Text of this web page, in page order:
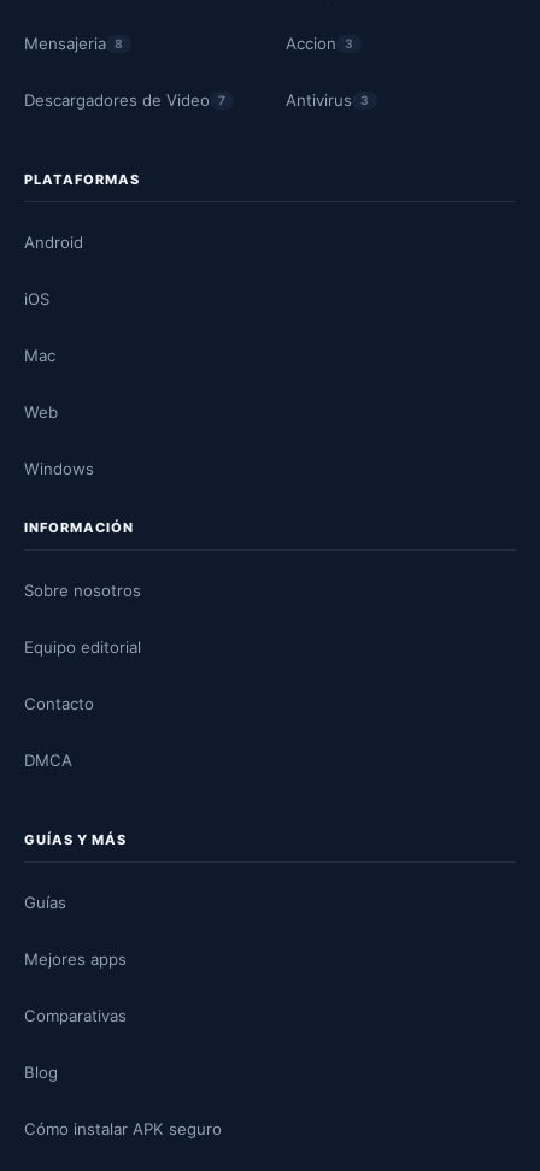
Mensajeria 8
Descargadores de Video 7
Accion 3
Antivirus 3
PLATAFORMAS
Android
iOS
Mac
Web
Windows
INFORMACIÓN
Sobre nosotros
Equipo editorial
Contacto
DMCA
GUÍAS Y MÁS
Guías
Mejores apps
Comparativas
Blog
Cómo instalar APK seguro